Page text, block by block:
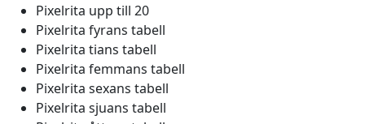
Pixelrita upp till 20
Pixelrita fyrans tabell
Pixelrita tians tabell
Pixelrita femmans tabell
Pixelrita sexans tabell
Pixelrita sjuans tabell